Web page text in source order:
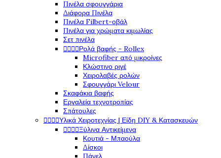
Πινέλα σφουγγάρια
Διάφορα Πινέλα
Πινέλα Filbert-οβάλ
Πινέλα για χρώματα κιμωλίας
Σετ πινέλα
Ρολά βαφής - Rollex
Microfiber από μικροίνες
Κλώστινο ριγέ
Χειρολαβές ρολών
Σφουγγάρι Velour
Σκαφάκια βαφής
Εργαλεία τεχνοτροπίας
Σπάτουλες
Υλικά Χειροτεχνίας | Είδη DIY & Κατασκευών
Ξύλινα Αντικείμενα
Κουτιά - Μπαούλα
Δίσκοι
Πάνελ